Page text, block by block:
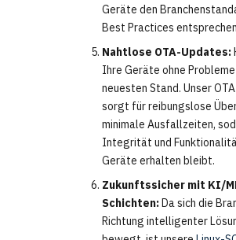
Geräte den
Best Practices
Nahtlose OTA-Updates:
Ihre Geräte ohne
neuesten Stand. Unser
sorgt für reibungslose
minimale Ausfallzeiten,
Integrität und
Geräte erhalten bleibt.
Zukunftssicher mit KI/
Schichten:Da sich die
Richtung intelligenter